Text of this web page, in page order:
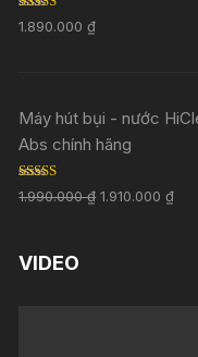
Rated 5.00
out of 5
1.890.000₫
Máy hút bụi - nước
Abs chính hãng
Rated 5.00
out of 5
1.990.000₫ 1.910.000₫
VIDEO